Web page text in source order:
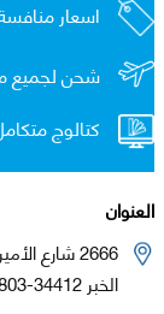
اسعار
شحن لجميع
كتالوج
العنوان
2666 شارع الأمير تركي – الكورنيش , وحدة رقم 102
الخبر 34412-6803 , المملكة العربية السعودية